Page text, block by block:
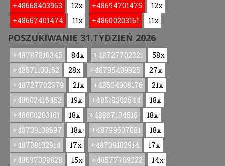
+48668403963
12x +48694701475
12x
+48667401474
11x +48600203161 11x
POSZUKIWANIE 31.TYDZIEŃ 2026
+48787810345 84x +48727702321
58x
+48571100162
28x +48795409925
27x
+48727702379
21x +48504908176
21x
+48602416452
19x +48519302544
18x
+48600203161
18x +48887104516
18x
+48739108697
18x +48799607081
18x
+48739102914
17x +48739102914
17x
+48697308828
15x +48577709222 14x